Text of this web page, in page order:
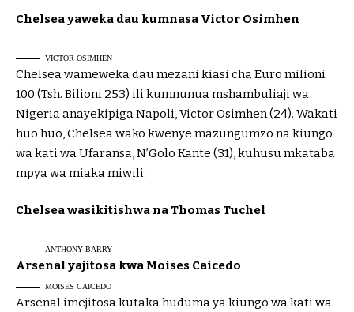
Chelsea yaweka dau kumnasa Victor Osimhen
VICTOR OSIMHEN
Chelsea wameweka dau mezani kiasi cha Euro milioni
100 (Tsh. Bilioni 253) ili kumnunua mshambuliaji wa
Nigeria anayekipiga Napoli, Victor Osimhen (24). Wakati
huo huo, Chelsea wako kwenye mazungumzo na kiungo
wa kati wa Ufaransa, N’Golo Kante (31), kuhusu mkataba
mpya wa miaka miwili.
Chelsea wasikitishwa na Thomas Tuchel
ANTHONY BARRY
Arsenal yajitosa kwa Moises Caicedo
MOISES CAICEDO
Arsenal imejitosa kutaka huduma ya kiungo wa kati wa